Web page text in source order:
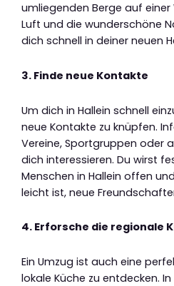
umliegenden Berge auf einer
Luft und die wunderschöne
dich schnell in deiner neuen
3. Finde neue Kontakte
Um dich in Hallein schnell
neue Kontakte zu knüpfen.
Vereine, Sportgruppen oder
dich interessieren. Du wirst
Menschen in Hallein offen
leicht ist, neue
4. Erforsche die regionale
Ein Umzug ist auch eine
lokale Küche zu entdecken.